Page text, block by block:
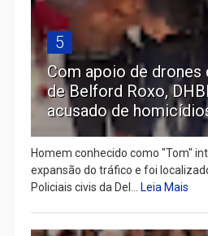
5
Com apoio de drones
de Belford Roxo,
acusado de
Homem conhecido como "Tom"
expansão do tráfico e foi
Policiais civis da Del... Leia Mais